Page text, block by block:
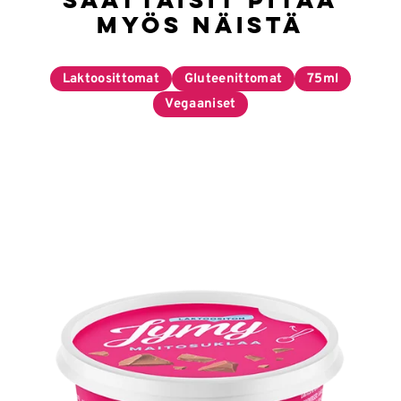
myös näistä
Laktoosittomat Gluteenittomat
75ml
Vegaaniset